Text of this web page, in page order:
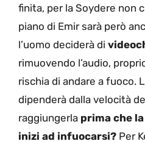
finita, per la Soydere non
piano di Emir sarà però
l’uomo deciderà di
rimuovendo l’audio,
rischia di andare a fuoco.
dipenderà dalla velocità
raggiungerla prima che
inizi ad infuocarsi? Per